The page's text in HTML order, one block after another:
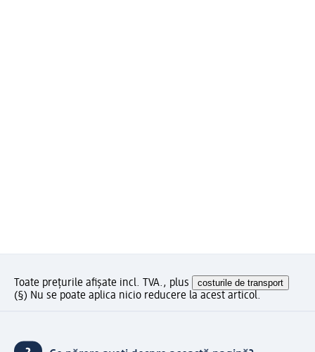
Toate prețurile afișate incl. TVA., plus costurile de transport
(§) Nu se poate aplica nicio reducere la acest articol.